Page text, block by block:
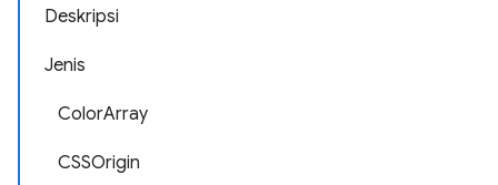
Deskripsi
Jenis
ColorArray
CSSOrigin